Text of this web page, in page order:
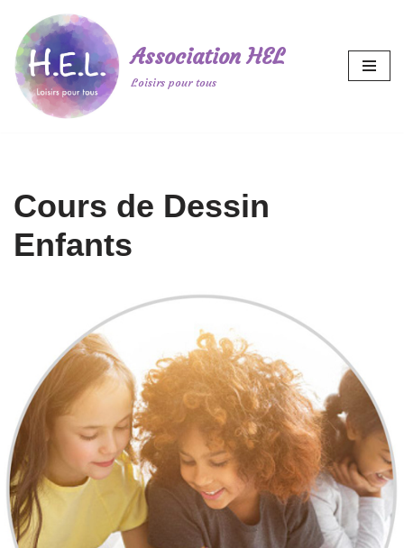
Aller
au
contenu
Association HEL
Loisirs pour tous
Cours de Dessin
Enfants